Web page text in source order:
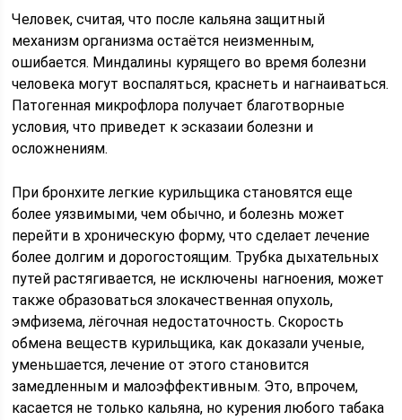
Человек, считая, что после кальяна защитный
механизм организма остаётся неизменным,
ошибается. Миндалины курящего во время болезни
человека могут воспаляться, краснеть и нагнаиваться.
Патогенная микрофлора получает благотворные
условия, что приведет к эсказаии болезни и
осложнениям.
При бронхите легкие курильщика становятся еще
более уязвимыми, чем обычно, и болезнь может
перейти в хроническую форму, что сделает лечение
более долгим и дорогостоящим. Трубка дыхательных
путей растягивается, не исключены нагноения, может
также образоваться злокачественная опухоль,
эмфизема, лёгочная недостаточность. Скорость
обмена веществ курильщика, как доказали ученые,
уменьшается, лечение от этого становится
замедленным и малоэффективным. Это, впрочем,
касается не только кальяна, но курения любого табака